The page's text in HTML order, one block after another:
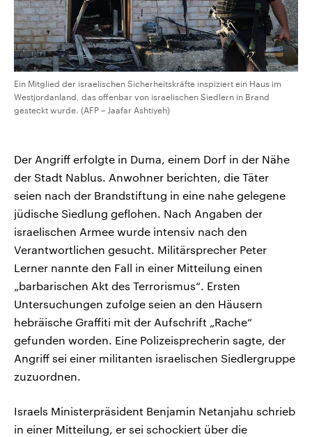
Ein Mitglied der israelischen Sicherheitskräfte inspiziert ein Haus im
Westjordanland, das offenbar von israelischen Siedlern in Brand
gesteckt wurde. (AFP – Jaafar Ashtiyeh)
Der Angriff erfolgte in Duma, einem Dorf in der Nähe
der Stadt Nablus. Anwohner berichten, die Täter
seien nach der Brandstiftung in eine nahe gelegene
jüdische Siedlung geflohen. Nach Angaben der
israelischen Armee wurde intensiv nach den
Verantwortlichen gesucht. Militärsprecher Peter
Lerner nannte den Fall in einer Mitteilung einen
„barbarischen Akt des Terrorismus“. Ersten
Untersuchungen zufolge seien an den Häusern
hebräische Graffiti mit der Aufschrift „Rache“
gefunden worden. Eine Polizeisprecherin sagte, der
Angriff sei einer militanten israelischen Siedlergruppe
zuzuordnen.
Israels Ministerpräsident Benjamin Netanjahu schrieb
in einer Mitteilung, er sei schockiert über die